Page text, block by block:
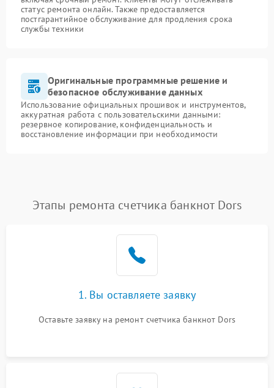
статус ремонта онлайн. Также предоставляется
постгарантийное обслуживание для продления срока
службы техники
Оригинальные программные решение и
безопасное обслуживание данных
Использование официальных прошивок и инструментов,
аккуратная работа с пользовательскими данными:
резервное копирование, конфиденциальность и
восстановление информации при необходимости
Этапы ремонта счетчика банкнот Dors
1. Вы оставляете заявку
Оставьте заявку на ремонт счетчика банкнот Dors